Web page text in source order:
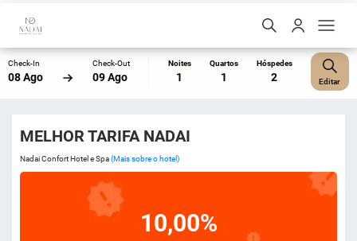
Check-In
08 Ago
Check-Out
09 Ago
Noites
1
Quartos
1
Hóspedes
2 Editar
MELHOR TARIFA NADAI
Nadai Confort Hotel e Spa(Mais sobre o hotel)
10,00%